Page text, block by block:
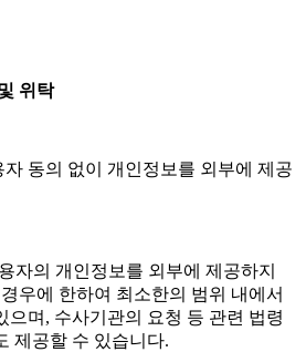
위탁
동의 없이 개인정보를 외부에 제공
자의 개인정보를 외부에 제공하지
우에 한하여 최소한의 범위 내에서
으며, 수사기관의 요청 등 관련 법령
제공할 수 있습니다.